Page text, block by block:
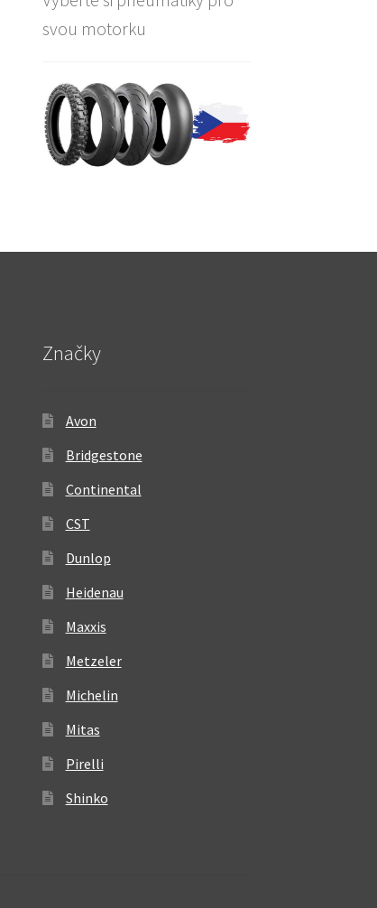
svou motorku
Značky
Avon
Bridgestone
Continental
CST
Dunlop
Heidenau
Maxxis
Metzeler
Michelin
Mitas
Pirelli
Shinko